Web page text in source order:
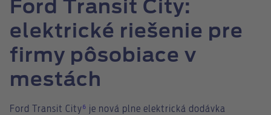
Ford Transit City:
elektrické riešenie pre
firmy pôsobiace v
mestách
Ford Transit City⁶ je nová plne elektrická dodávka